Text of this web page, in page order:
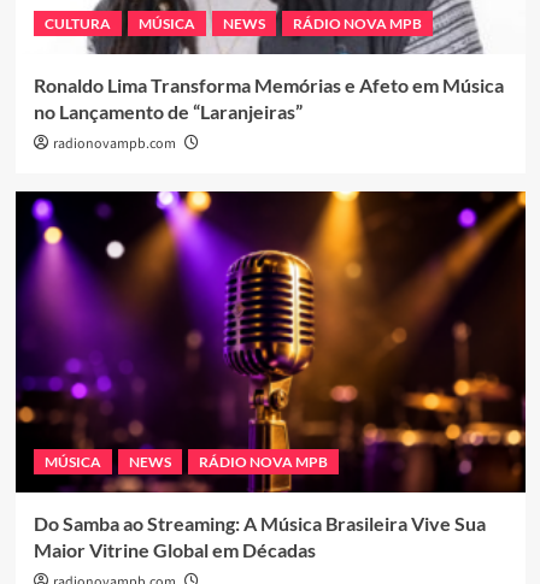
CULTURA MÚSICA NEWS RÁDIO NOVA MPB
Ronaldo Lima Transforma Memórias e Afeto em Música
no Lançamento de “Laranjeiras”
radionovampb.com
MÚSICA NEWS RÁDIO NOVA MPB
Do Samba ao Streaming: A Música Brasileira Vive Sua
Maior Vitrine Global em Décadas